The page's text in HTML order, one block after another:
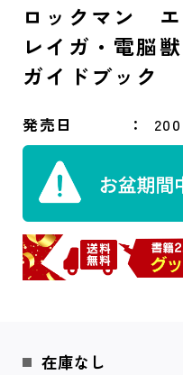
ロックマン
レイガ・電脳
ガイドブック
発売日
在庫なし